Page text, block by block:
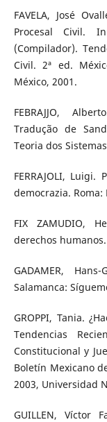
FAVELA, José
Procesal Civil.
(Compilador).
Civil. 2ª ed.
México, 2001.
FEBRAJJO,
Tradução de
Teoria dos
FERRAJOLI,
democrazia. Roma:
FIX ZAMUDIO,
derechos
GADAMER,
Salamanca:
GROPPI, Tania.
Tendencias
Constitucional y
Boletín Mexicano
2003, Universidad
GUILLEN, Víctor